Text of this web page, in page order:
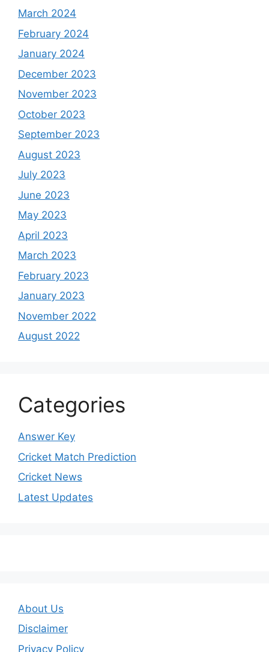
March 2024
February 2024
January 2024
December 2023
November 2023
October 2023
September 2023
August 2023
July 2023
June 2023
May 2023
April 2023
March 2023
February 2023
January 2023
November 2022
August 2022
Categories
Answer Key
Cricket Match Prediction
Cricket News
Latest Updates
About Us
Disclaimer
Privacy Policy